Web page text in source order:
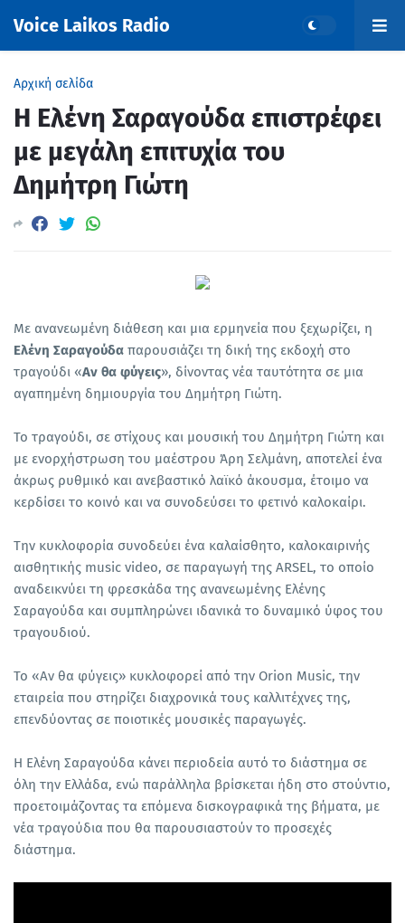
Voice Laikos Radio
Αρχική σελίδα
Η Ελένη Σαραγούδα επιστρέφει
με μεγάλη επιτυχία του
Δημήτρη Γιώτη
Με ανανεωμένη διάθεση και μια ερμηνεία που ξεχωρίζει, η
Ελένη Σαραγούδα παρουσιάζει τη δική της εκδοχή στο
τραγούδι «Αν θα φύγεις», δίνοντας νέα ταυτότητα σε μια
αγαπημένη δημιουργία του Δημήτρη Γιώτη.
Το τραγούδι, σε στίχους και μουσική του Δημήτρη Γιώτη και
με ενορχήστρωση του μαέστρου Άρη Σελμάνη, αποτελεί ένα
άκρως ρυθμικό και ανεβαστικό λαϊκό άκουσμα, έτοιμο να
κερδίσει το κοινό και να συνοδεύσει το φετινό καλοκαίρι.
Την κυκλοφορία συνοδεύει ένα καλαίσθητο, καλοκαιρινής
αισθητικής music video, σε παραγωγή της ARSEL, το οποίο
αναδεικνύει τη φρεσκάδα της ανανεωμένης Ελένης
Σαραγούδα και συμπληρώνει ιδανικά το δυναμικό ύφος του
τραγουδιού.
Το «Αν θα φύγεις» κυκλοφορεί από την Orion Music, την
εταιρεία που στηρίζει διαχρονικά τους καλλιτέχνες της,
επενδύοντας σε ποιοτικές μουσικές παραγωγές.
Η Ελένη Σαραγούδα κάνει περιοδεία αυτό το διάστημα σε
όλη την Ελλάδα, ενώ παράλληλα βρίσκεται ήδη στο στούντιο,
προετοιμάζοντας τα επόμενα δισκογραφικά της βήματα, με
νέα τραγούδια που θα παρουσιαστούν το προσεχές
διάστημα.